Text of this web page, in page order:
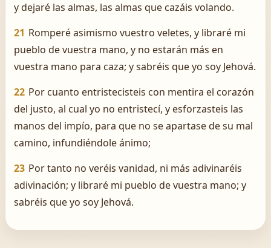
y dejaré las almas, las almas que cazáis volando.
21 Romperé asimismo vuestro veletes, y libraré mi
pueblo de vuestra mano, y no estarán más en
vuestra mano para caza; y sabréis que yo soy Jehová.
22 Por cuanto entristecisteis con mentira el corazón
del justo, al cual yo no entristecí, y esforzasteis las
manos del impío, para que no se apartase de su mal
camino, infundiéndole ánimo;
23 Por tanto no veréis vanidad, ni más adivinaréis
adivinación; y libraré mi pueblo de vuestra mano; y
sabréis que yo soy Jehová.